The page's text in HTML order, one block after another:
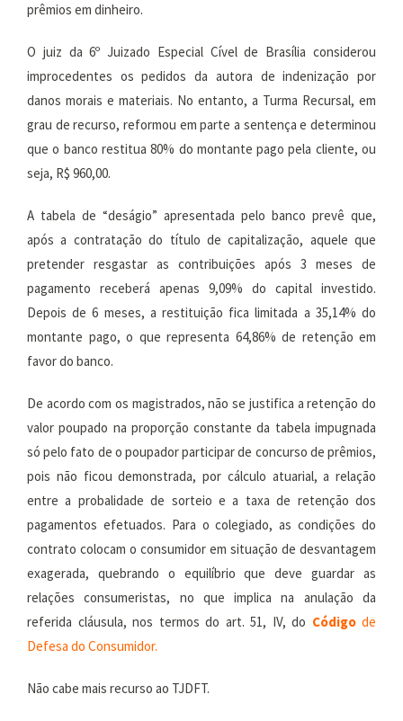
prêmios em dinheiro.
O juiz da 6º Juizado Especial Cível de Brasília considerou
improcedentes os pedidos da autora de indenização por
danos morais e materiais. No entanto, a Turma Recursal, em
grau de recurso, reformou em parte a sentença e determinou
que o banco restitua 80% do montante pago pela cliente, ou
seja, R$ 960,00.
A tabela de “deságio” apresentada pelo banco prevê que,
após a contratação do título de capitalização, aquele que
pretender resgastar as contribuições após 3 meses de
pagamento receberá apenas 9,09% do capital investido.
Depois de 6 meses, a restituição fica limitada a 35,14% do
montante pago, o que representa 64,86% de retenção em
favor do banco.
De acordo com os magistrados, não se justifica a retenção do
valor poupado na proporção constante da tabela impugnada
só pelo fato de o poupador participar de concurso de prêmios,
pois não ficou demonstrada, por cálculo atuarial, a relação
entre a probalidade de sorteio e a taxa de retenção dos
pagamentos efetuados. Para o colegiado, as condições do
contrato colocam o consumidor em situação de desvantagem
exagerada, quebrando o equilíbrio que deve guardar as
relações consumeristas, no que implica na anulação da
referida cláusula, nos termos do art. 51, IV, do Códigode
Defesa do Consumidor.
Não cabe mais recurso ao TJDFT.